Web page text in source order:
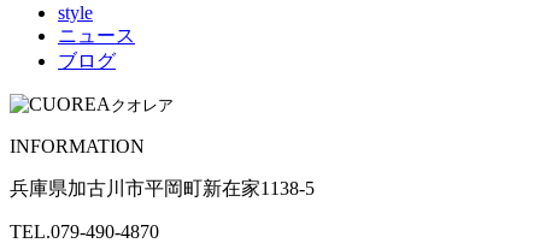
style
ニュース
ブログ
クオレア
INFORMATION
兵庫県加古川市平岡町新在家1138-5
TEL.079-490-4870